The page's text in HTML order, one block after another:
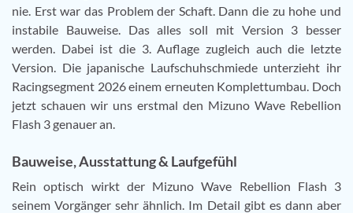
nie. Erst war das Problem der Schaft. Dann die zu hohe und
instabile Bauweise. Das alles soll mit Version 3 besser
werden. Dabei ist die 3. Auflage zugleich auch die letzte
Version. Die japanische Laufschuhschmiede unterzieht ihr
Racingsegment 2026 einem erneuten Komplettumbau. Doch
jetzt schauen wir uns erstmal den Mizuno Wave Rebellion
Flash 3 genauer an.
Bauweise, Ausstattung & Laufgefühl
Rein optisch wirkt der Mizuno Wave Rebellion Flash 3
seinem Vorgänger sehr ähnlich. Im Detail gibt es dann aber